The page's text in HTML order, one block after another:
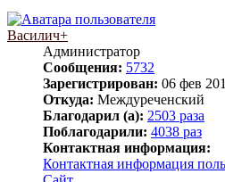
Василич+
Администратор
Сообщения: 5732
Зарегистрирован: 06 фев
Откуда: Междуреченский
Благодарил (а): 2503 раза
Поблагодарили: 4038 раз
Контактная информация:
Контактная информация